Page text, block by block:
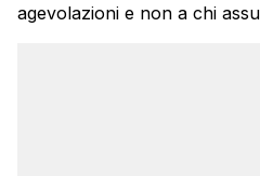
agevolazioni e non a chi